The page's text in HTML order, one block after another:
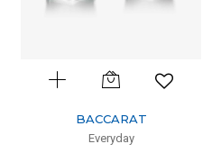
BACCARAT
Everyday